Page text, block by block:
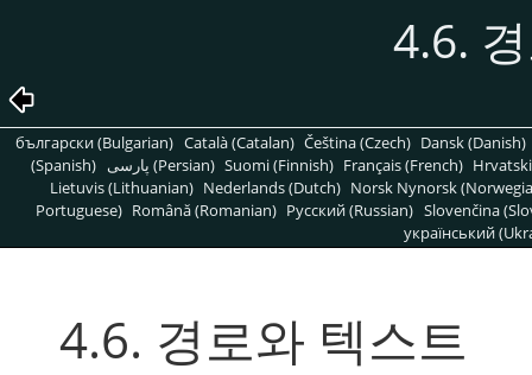
4.6.
български (Bulgarian) Català (Catalan) Čeština (Czech) Dansk (Danish)
(Spanish)
پارسی (Persian) Suomi (Finnish) Français (French)
Lietuvis (Lithuanian) Nederlands (Dutch) Norsk Nynorsk
Portuguese) Română (Romanian) Pусский (Russian) Slovenčina
український
4.6. 경로와 텍스트